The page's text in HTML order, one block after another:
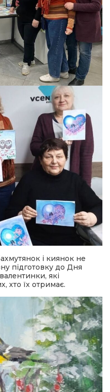
і киянок не
підготовку до Дня
які
хто їх отримає.